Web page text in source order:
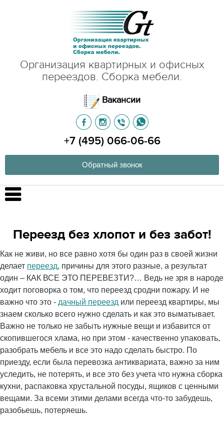
Организация квартирных и офисных
переездов. Сборка мебели.
Вакансии
+7 (495) 066-06-66
Обратный звонок
Переезд без хлопот и без забот!
Как не живи, но все равно хотя бы один раз в своей жизни
делает переезд, причины для этого разные, а результат
один – КАК ВСЕ ЭТО ПЕРЕВЕЗТИ?… Ведь не зря в народе
ходит поговорка о том, что переезд сродни пожару. И не
важно что это - дачный переезд или переезд квартиры, мы
знаем сколько всего нужно сделать и как это выматывает.
Важно не только не забыть нужные вещи и избавится от
скопившегося хлама, но при этом - качественно упаковать,
разобрать мебель и все это надо сделать быстро. По
приезду, если была перевозка антиквариата, важно за ним
уследить, не потерять, и все это без учета что нужна сборка
кухни, распаковка хрустальной посуды, ящиков с ценными
вещами. За всеми этими делами всегда что-то забудешь,
разобьешь, потеряешь.